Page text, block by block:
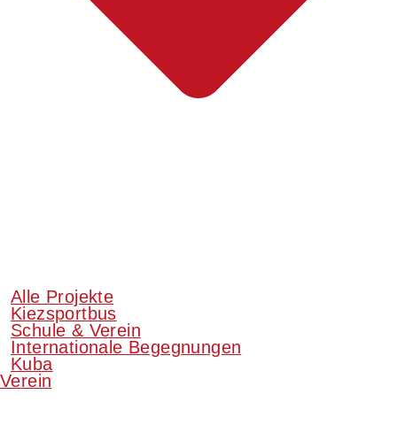
Alle Projekte
Kiezsportbus
Schule & Verein
Internationale Begegnungen
Kuba
Verein